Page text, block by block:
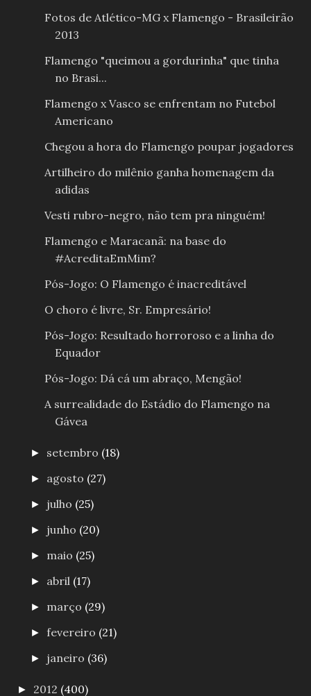
Fotos de Atlético-MG x Flamengo - Brasileirão
2013
Flamengo "queimou a gordurinha" que tinha
no Brasi...
Flamengo x Vasco se enfrentam no Futebol
Americano
Chegou a hora do Flamengo poupar jogadores
Artilheiro do milênio ganha homenagem da
adidas
Vesti rubro-negro, não tem pra ninguém!
Flamengo e Maracanã: na base do
#AcreditaEmMim?
Pós-Jogo: O Flamengo é inacreditável
O choro é livre, Sr. Empresário!
Pós-Jogo: Resultado horroroso e a linha do
Equador
Pós-Jogo: Dá cá um abraço, Mengão!
A surrealidade do Estádio do Flamengo na
Gávea
► setembro (18)
► agosto (27)
► julho (25)
► junho (20)
► maio (25)
► abril (17)
► março (29)
►fevereiro (21)
► janeiro (36)
► 2012 (400)